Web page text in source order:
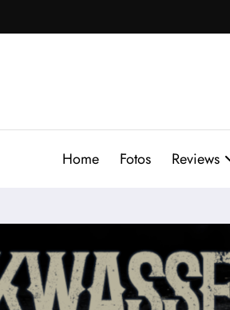
Home Fotos Reviews